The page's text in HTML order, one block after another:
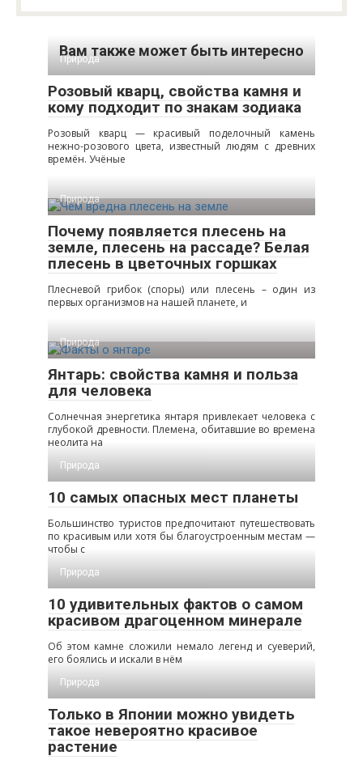
Вам также может быть интересно
Природа
Розовый кварц, свойства камня и
кому подходит по знакам зодиака
Розовый кварц — красивый поделочный камень
нежно-розового цвета, известный людям с древних
времён. Учёные
Природа
Почему появляется плесень на
земле, плесень на рассаде? Белая
плесень в цветочных горшках
Плесневой грибок (споры) или плесень – один из
первых организмов на нашей планете, и
Природа
Янтарь: свойства камня и польза
для человека
Солнечная энергетика янтаря привлекает человека с
глубокой древности. Племена, обитавшие во времена
неолита на
Природа
10 самых опасных мест планеты
Большинство туристов предпочитают путешествовать
по красивым или хотя бы благоустроенным местам —
чтобы с
Природа
10 удивительных фактов о самом
красивом драгоценном минерале
Об этом камне сложили немало легенд и суеверий,
его боялись и искали в нём
Природа
Только в Японии можно увидеть
такое невероятно красивое
растение